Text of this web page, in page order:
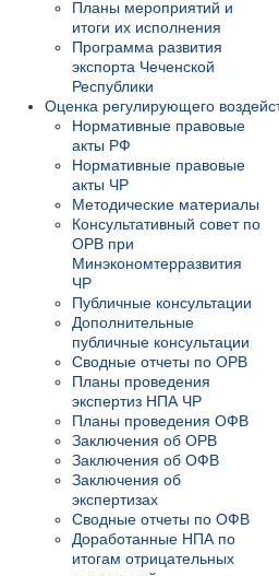
Планы мероприятий и
итоги их исполнения
Программа развития
экспорта Чеченской
Республики
Оценка регулирующего
Нормативные правовые
акты РФ
Нормативные правовые
акты ЧР
Методические материалы
Консультативный совет по
ОРВ при
Минэкономтерразвития
ЧР
Публичные консультации
Дополнительные
публичные консультации
Сводные отчеты по ОРВ
Планы проведения
экспертиз НПА ЧР
Планы проведения ОФВ
Заключения об ОРВ
Заключения об ОФВ
Заключения об
экспертизах
Сводные отчеты по ОФВ
Доработанные НПА по
итогам отрицательных